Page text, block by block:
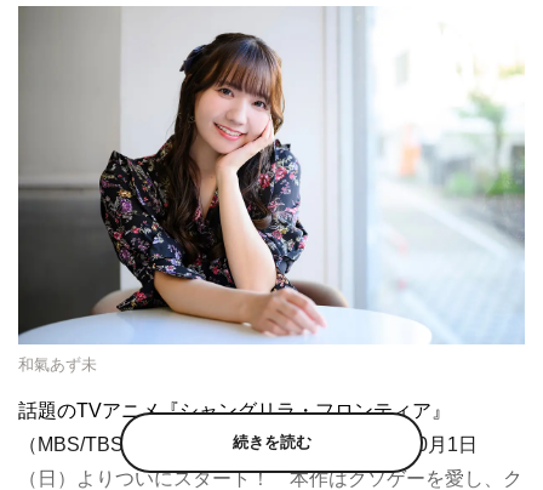
和氣あず未
話題のTVアニメ『シャングリラ・フロンティア』
（MBS/TBS系 毎週日曜 午後5時〜）が、10月1日
（日）よりついにスタート！ 本作はクソゲーを愛し、ク
続きを読む